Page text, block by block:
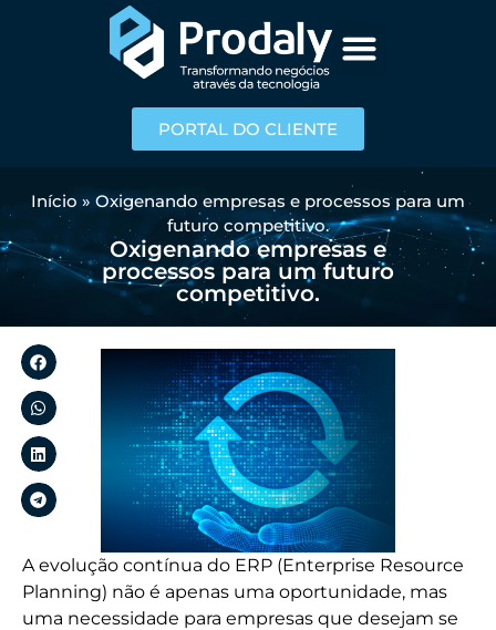
PORTAL DO CLIENTE
Início » Oxigenando empresas e processos para um
futuro competitivo.
Oxigenando empresas e
processos para um futuro
competitivo.
A evolução contínua do ERP (Enterprise Resource
Planning) não é apenas uma oportunidade, mas
uma necessidade para empresas que desejam se